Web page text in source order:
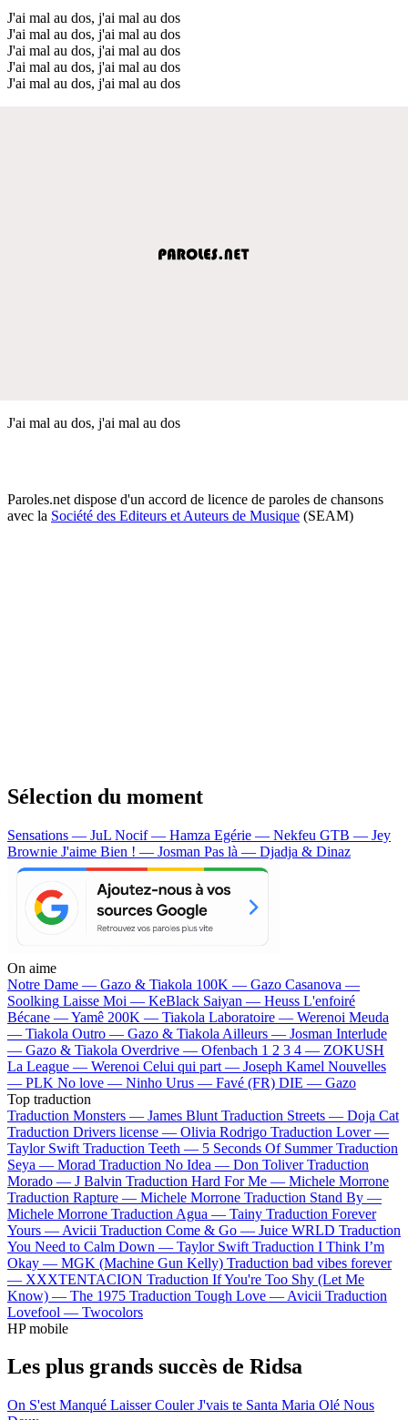
J'ai mal au dos, j'ai mal au dos
J'ai mal au dos, j'ai mal au dos
J'ai mal au dos, j'ai mal au dos
J'ai mal au dos, j'ai mal au dos
J'ai mal au dos, j'ai mal au dos
J'ai mal au dos, j'ai mal au dos
Paroles.net dispose d'un accord de licence de paroles de chansons
avec la Société des Editeurs et Auteurs de Musique (SEAM)
Sélection du moment
Sensations — JuL Nocif — Hamza Egérie — Nekfeu GTB — Jey
Brownie J'aime Bien ! — Josman Pas là — Djadja & Dinaz
On aime
Notre Dame — Gazo & Tiakola 100K — Gazo Casanova —
Soolking Laisse Moi — KeBlack Saiyan — Heuss L'enfoiré
Bécane —Yamê 200K — Tiakola Laboratoire — Werenoi Meuda
— Tiakola Outro — Gazo & Tiakola Ailleurs — Josman Interlude
— Gazo & Tiakola Overdrive — Ofenbach 1 2 3 4 — ZOKUSH
La League — Werenoi Celui qui part — Joseph Kamel Nouvelles
— PLK No love — Ninho Urus — Favé (FR) DIE — Gazo
Top traduction
Traduction Monsters — James Blunt Traduction Streets — Doja Cat
Traduction Drivers license — Olivia Rodrigo Traduction Lover —
Taylor Swift Traduction Teeth — 5 Seconds Of Summer Traduction
Seya — Morad Traduction No Idea — Don Toliver Traduction
Morado — J Balvin Traduction Hard For Me — Michele Morrone
Traduction Rapture — Michele Morrone Traduction Stand By —
Michele Morrone Traduction Agua — Tainy Traduction Forever
Yours — Avicii Traduction Come & Go — Juice WRLD Traduction
You Need to Calm Down — Taylor Swift Traduction I Think I’m
Okay — MGK (Machine Gun Kelly) Traduction bad vibes forever
— XXXTENTACION Traduction If You're Too Shy (Let Me
Know) — The 1975 Traduction Tough Love — Avicii Traduction
Lovefool — Twocolors
HP mobile
Les plus grands succès de Ridsa
On S'est Manqué Laisser CoulerJ'vais te Santa Maria Olé Nous